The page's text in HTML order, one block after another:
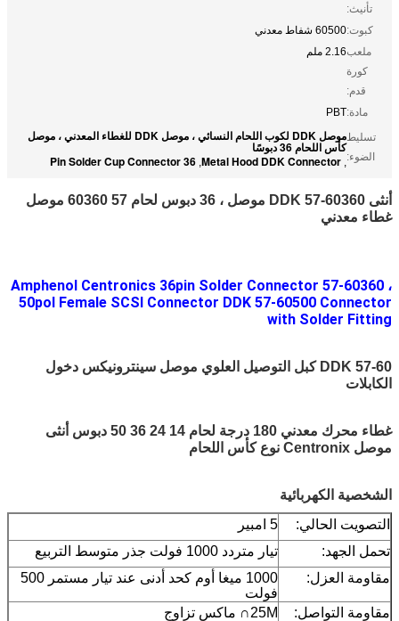
تأنيث:
كبوت:60500 شفاط معدني
ملعب
كورة
قدم:
2.16 ملم
مادة:PBT
تسليط
الضوء:
موصل DDK لكوب اللحام النسائي ، موصل DDK للغطاء المعدني ، موصل
كأس اللحام 36 دبوسًا
,
Metal Hood DDK Connector
,
36 Pin Solder Cup Connector
أنثى DDK 57-60360 موصل ، 36 دبوس لحام 57 60360 موصل
غطاء معدني
Amphenol Centronics 36pin Solder Connector 57-60360 ،
50pol Female SCSI Connector DDK 57-60500 Connector
with Solder Fitting
DDK 57-60 كبل التوصيل العلوي موصل سينترونيكس دخول
الكابلات
غطاء محرك معدني 180 درجة لحام 14 24 36 50 دبوس أنثى
موصل Centronix نوع كأس اللحام
الشخصية الكهربائية
التصويت الحالي:
5 امبير
تحمل الجهد:
تيار متردد 1000 فولت جذر متوسط ​​التربيع
مقاومة العزل:
1000 ميغا أوم كحد أدنى عند تيار مستمر 500
فولت
مقاومة التواصل:
25M∩ ماكس تزاوج